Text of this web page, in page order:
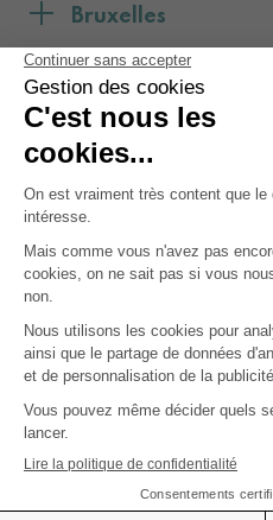
Bruxelles
Liège
Wavre
La Louvière